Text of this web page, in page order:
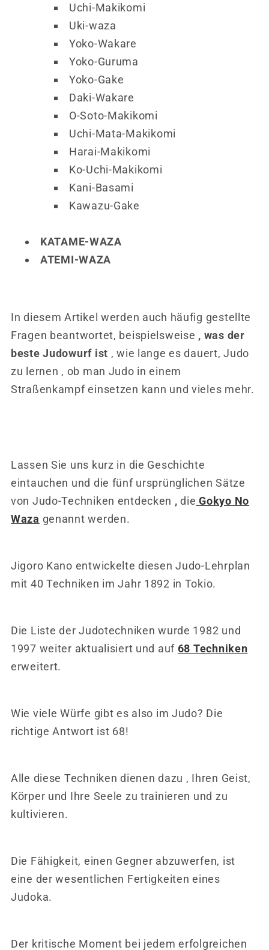
Uchi-Makikomi
Uki-waza
Yoko-Wakare
Yoko-Guruma
Yoko-Gake
Daki-Wakare
O-Soto-Makikomi
Uchi-Mata-Makikomi
Harai-Makikomi
Ko-Uchi-Makikomi
Kani-Basami
Kawazu-Gake
KATAME-WAZA
ATEMI-WAZA
In diesem Artikel werden auch häufig gestellte
Fragen beantwortet, beispielsweise , was der
beste Judowurf ist , wie lange es dauert, Judo
zu lernen , ob man Judo in einem
Straßenkampf einsetzen kann und vieles mehr.
Lassen Sie uns kurz in die Geschichte
eintauchen und die fünf ursprünglichen Sätze
von Judo-Techniken entdecken ,die Gokyo No
Waza genannt werden.
Jigoro Kano entwickelte diesen Judo-Lehrplan
mit 40 Techniken im Jahr 1892 in Tokio.
Die Liste der Judotechniken wurde 1982 und
1997 weiter aktualisiert und auf 68 Techniken
erweitert.
Wie viele Würfe gibt es also im Judo? Die
richtige Antwort ist 68!
Alle diese Techniken dienen dazu , Ihren Geist,
Körper und Ihre Seele zu trainieren und zu
kultivieren.
Die Fähigkeit, einen Gegner abzuwerfen, ist
eine der wesentlichen Fertigkeiten eines
Judoka.
Der kritische Moment bei jedem erfolgreichen